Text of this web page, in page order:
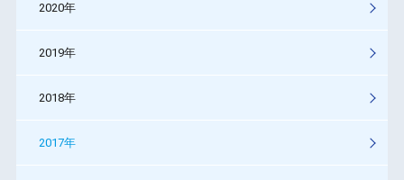
2020年
2019年
2018年
2017年